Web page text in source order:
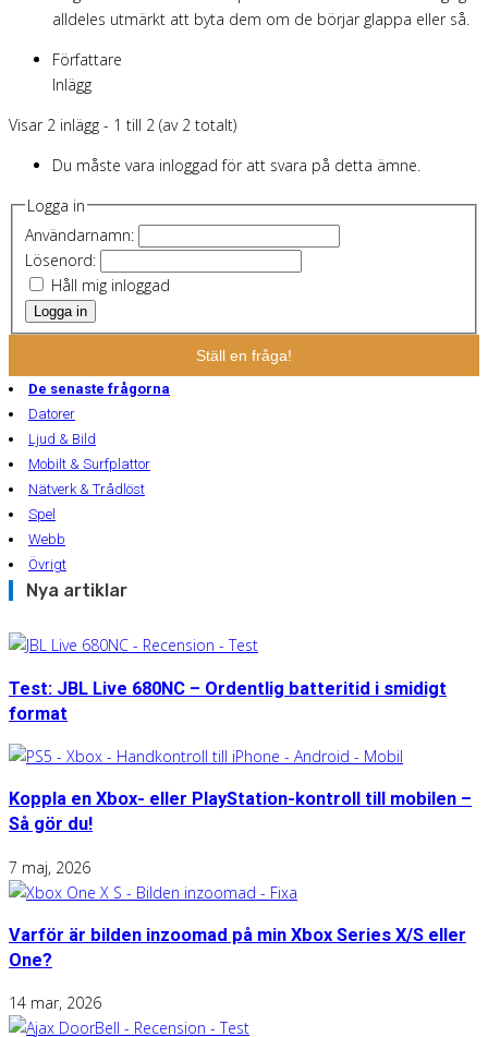
alldeles utmärkt att byta dem om de börjar glappa eller så.
Författare
Inlägg
Visar 2 inlägg - 1 till 2 (av 2 totalt)
Du måste vara inloggad för att svara på detta ämne.
Logga in
Användarnamn:
Lösenord:
Håll mig inloggad
Logga in
Ställ en fråga!
De senaste frågorna
Datorer
Ljud & Bild
Mobilt & Surfplattor
Nätverk & Trådlöst
Spel
Webb
Övrigt
Nya artiklar
Test: JBL Live 680NC – Ordentlig batteritid i smidigt
format
Koppla en Xbox- eller PlayStation-kontroll till mobilen –
Så gör du!
7 maj, 2026
Varför är bilden inzoomad på min Xbox Series X/S eller
One?
14 mar, 2026